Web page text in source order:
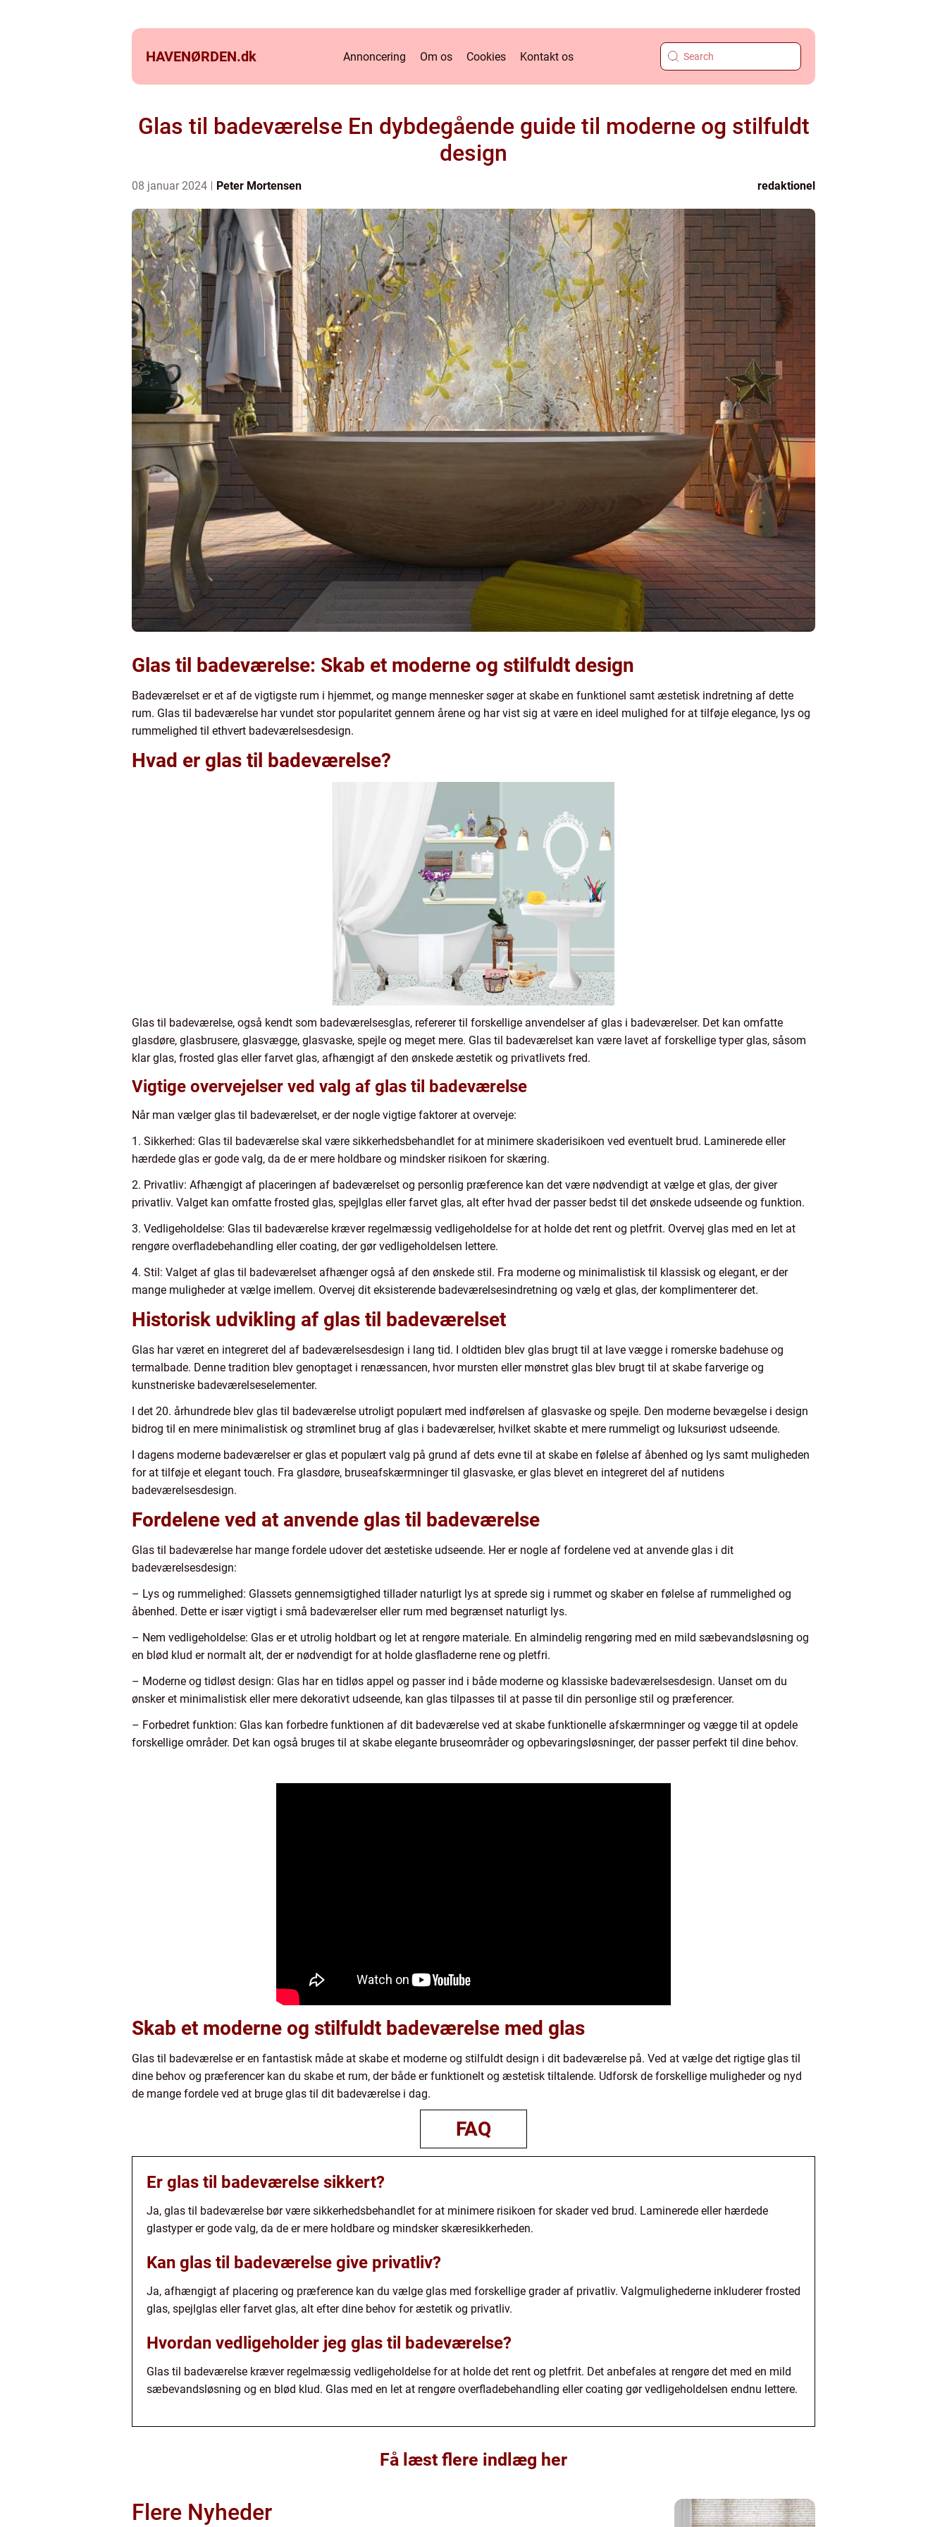
HAVENØRDEN.dk Annoncering Om os Cookies Kontakt os
Glas til badeværelse En dybdegående guide til moderne og stilfuldt
design
08 januar 2024 Peter Mortensen redaktionel
Glas til badeværelse: Skab et moderne og stilfuldt design
Badeværelset er et af de vigtigste rum i hjemmet, og mange mennesker søger at skabe en funktionel samt æstetisk indretning af dette
rum. Glas til badeværelse har vundet stor popularitet gennem årene og har vist sig at være en ideel mulighed for at tilføje elegance, lys og
rummelighed til ethvert badeværelsesdesign.
Hvad er glas til badeværelse?
Glas til badeværelse, også kendt som badeværelsesglas, refererer til forskellige anvendelser af glas i badeværelser. Det kan omfatte
glasdøre, glasbrusere, glasvægge, glasvaske, spejle og meget mere. Glas til badeværelset kan være lavet af forskellige typer glas, såsom
klar glas, frosted glas eller farvet glas, afhængigt af den ønskede æstetik og privatlivets fred.
Vigtige overvejelser ved valg af glas til badeværelse
Når man vælger glas til badeværelset, er der nogle vigtige faktorer at overveje:
1. Sikkerhed: Glas til badeværelse skal være sikkerhedsbehandlet for at minimere skaderisikoen ved eventuelt brud. Laminerede eller
hærdede glas er gode valg, da de er mere holdbare og mindsker risikoen for skæring.
2. Privatliv: Afhængigt af placeringen af badeværelset og personlig præference kan det være nødvendigt at vælge et glas, der giver
privatliv. Valget kan omfatte frosted glas, spejlglas eller farvet glas, alt efter hvad der passer bedst til det ønskede udseende og funktion.
3. Vedligeholdelse: Glas til badeværelse kræver regelmæssig vedligeholdelse for at holde det rent og pletfrit. Overvej glas med en let at
rengøre overfladebehandling eller coating, der gør vedligeholdelsen lettere.
4. Stil: Valget af glas til badeværelset afhænger også af den ønskede stil. Fra moderne og minimalistisk til klassisk og elegant, er der
mange muligheder at vælge imellem. Overvej dit eksisterende badeværelsesindretning og vælg et glas, der komplimenterer det.
Historisk udvikling af glas til badeværelset
Glas har været en integreret del af badeværelsesdesign i lang tid. I oldtiden blev glas brugt til at lave vægge i romerske badehuse og
termalbade. Denne tradition blev genoptaget i renæssancen, hvor mursten eller mønstret glas blev brugt til at skabe farverige og
kunstneriske badeværelseselementer.
I det 20. århundrede blev glas til badeværelse utroligt populært med indførelsen af glasvaske og spejle. Den moderne bevægelse i design
bidrog til en mere minimalistisk og strømlinet brug af glas i badeværelser, hvilket skabte et mere rummeligt og luksuriøst udseende.
I dagens moderne badeværelser er glas et populært valg på grund af dets evne til at skabe en følelse af åbenhed og lys samt muligheden
for at tilføje et elegant touch. Fra glasdøre, bruseafskærmninger til glasvaske, er glas blevet en integreret del af nutidens
badeværelsesdesign.
Fordelene ved at anvende glas til badeværelse
Glas til badeværelse har mange fordele udover det æstetiske udseende. Her er nogle af fordelene ved at anvende glas i dit
badeværelsesdesign:
– Lys og rummelighed: Glassets gennemsigtighed tillader naturligt lys at sprede sig i rummet og skaber en følelse af rummelighed og
åbenhed. Dette er især vigtigt i små badeværelser eller rum med begrænset naturligt lys.
– Nem vedligeholdelse: Glas er et utrolig holdbart og let at rengøre materiale. En almindelig rengøring med en mild sæbevandsløsning og
en blød klud er normalt alt, der er nødvendigt for at holde glasfladerne rene og pletfri.
– Moderne og tidløst design: Glas har en tidløs appel og passer ind i både moderne og klassiske badeværelsesdesign. Uanset om du
ønsker et minimalistisk eller mere dekorativt udseende, kan glas tilpasses til at passe til din personlige stil og præferencer.
– Forbedret funktion: Glas kan forbedre funktionen af dit badeværelse ved at skabe funktionelle afskærmninger og vægge til at opdele
forskellige områder. Det kan også bruges til at skabe elegante bruseområder og opbevaringsløsninger, der passer perfekt til dine behov.
Skab et moderne og stilfuldt badeværelse med glas
Glas til badeværelse er en fantastisk måde at skabe et moderne og stilfuldt design i dit badeværelse på. Ved at vælge det rigtige glas til
dine behov og præferencer kan du skabe et rum, der både er funktionelt og æstetisk tiltalende. Udforsk de forskellige muligheder og nyd
de mange fordele ved at bruge glas til dit badeværelse i dag.
FAQ
Er glas til badeværelse sikkert?
Ja, glas til badeværelse bør være sikkerhedsbehandlet for at minimere risikoen for skader ved brud. Laminerede eller hærdede
glastyper er gode valg, da de er mere holdbare og mindsker skæresikkerheden.
Kan glas til badeværelse give privatliv?
Ja, afhængigt af placering og præference kan du vælge glas med forskellige grader af privatliv. Valgmulighederne inkluderer frosted
glas, spejlglas eller farvet glas, alt efter dine behov for æstetik og privatliv.
Hvordan vedligeholder jeg glas til badeværelse?
Glas til badeværelse kræver regelmæssig vedligeholdelse for at holde det rent og pletfrit. Det anbefales at rengøre det med en mild
sæbevandsløsning og en blød klud. Glas med en let at rengøre overfladebehandling eller coating gør vedligeholdelsen endnu lettere.
Få læst flere indlæg her
Flere Nyheder